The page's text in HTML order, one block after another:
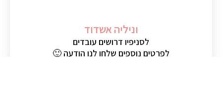
וניליה אשדוד
לסניפיו דרושים עובדים
לפרטים נוספים שלחו לנו הודעה 🙂